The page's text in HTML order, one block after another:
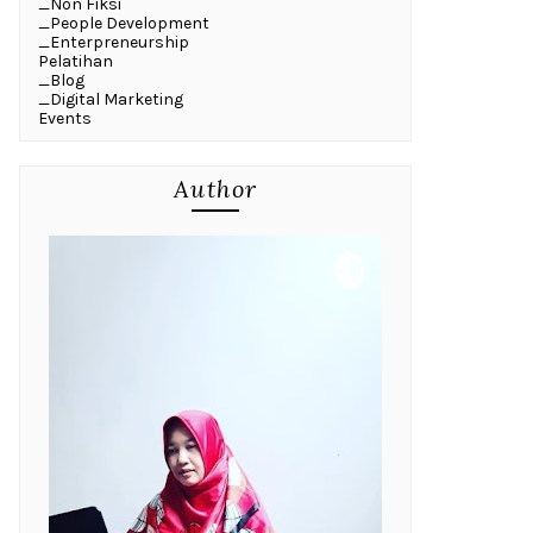
_Non Fiksi
_People Development
_Enterpreneurship
Pelatihan
_Blog
_Digital Marketing
Events
Author